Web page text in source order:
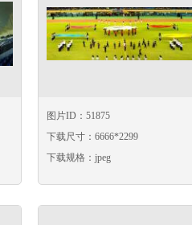
图片ID：51875
下载尺寸：6666*2299
下载规格：jpeg